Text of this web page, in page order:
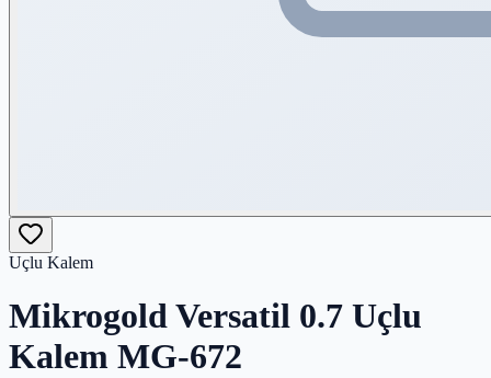
Uçlu Kalem
Mikrogold Versatil 0.7 Uçlu
Kalem MG-672